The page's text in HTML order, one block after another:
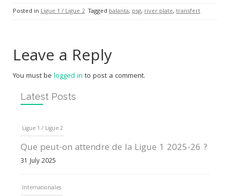
Posted in Ligue 1 / Ligue 2 Tagged balanta, psg, river plate, transfert
Leave a Reply
You must be logged in to post a comment.
Latest Posts
Ligue 1 / Ligue 2
Que peut-on attendre de la Ligue 1 2025-26 ?
31 July 2025
Internationales